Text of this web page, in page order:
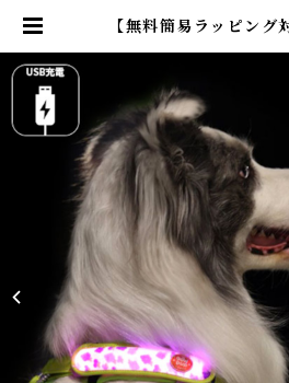
【無料簡易ラッピン
歩 首輪取り付け ハー
リード取り付け 小型
犬 点灯 点滅 ペット
夜 安全 事故防止 安全
61 | DearKM ❤︎フレ
ク孔明